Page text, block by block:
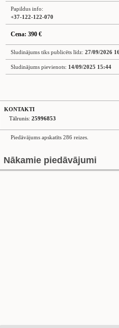
Papildus info:
+37-122-122-070
Cena: 390 €
Sludinājums tiks publicēts līdz: 27/09/2026
Sludinājums pievienots: 14/09/2025 15:44
KONTAKTI
Tālrunis: 25996853
Piedāvājums apskatīts 286 reizes.
Nākamie piedāvājumi